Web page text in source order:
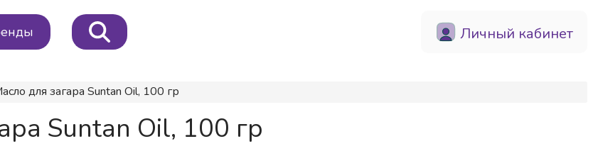
Личный кабинет
для загара Suntan Oil, 100 гр
Suntan Oil, 100 гр